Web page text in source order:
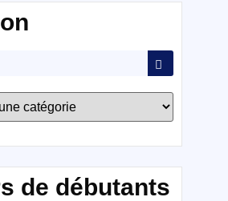
de débutants